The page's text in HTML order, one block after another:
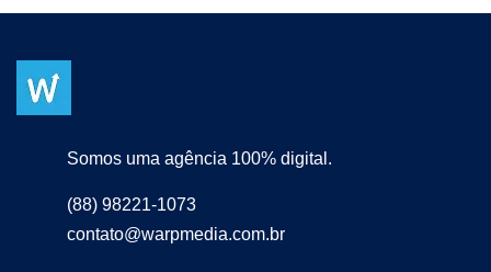
Somos uma agência 100% digital.
(88) 98221-1073
contato@warpmedia.com.br